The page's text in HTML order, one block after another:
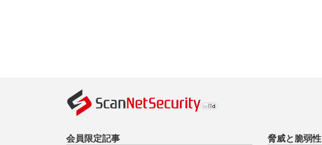
会員限定記事 脅威と脆弱性